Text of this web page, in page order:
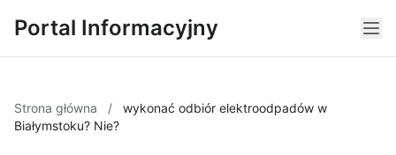
Portal Informacyjny
Strona główna /
wykonać odbiór elektroodpadów w
Białymstoku? Nie?